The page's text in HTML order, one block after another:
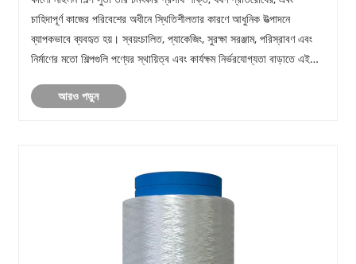
চাহিদাপূর্ণ কাজের পরিবেশের অধীনে স্থিতিশীলতার কারণে আধুনিক উত্পাদনে
ব্যাপকভাবে ব্যবহৃত হয়। স্বয়ংচালিত, প্যাকেজিং, সুরক্ষা সরঞ্জাম, পরিস্রাবণ এবং
নির্মাণের মতো শিল্পগুলি পণ্যের স্থায়িত্ব এবং কার্যক্ষম নির্ভরযোগ্যতা বাড়াতে এই
আরও পড়ুন